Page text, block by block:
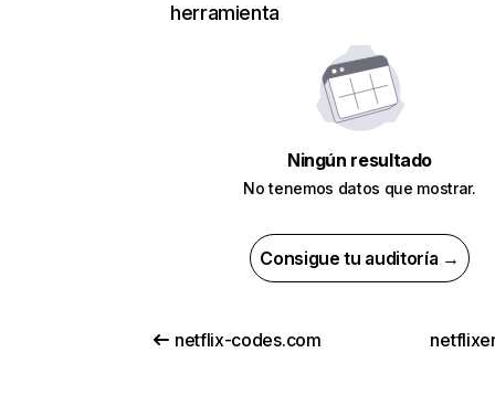
herramienta
Ningún resultado
No tenemos datos que mostrar.
Consigue tu auditoría →
netflix-codes.com